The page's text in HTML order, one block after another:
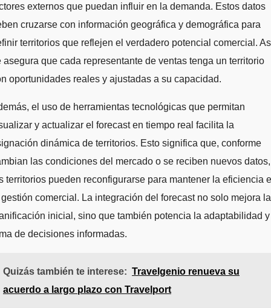
externos que puedan influir en la demanda. Estos datos
cruzarse con información geográfica y demográfica para
territorios que reflejen el verdadero potencial comercial.
asegura que cada representante de ventas tenga un territorio
oportunidades reales y ajustadas a su capacidad.
el uso de herramientas tecnológicas que permitan
y actualizar el forecast en tiempo real facilita la
dinámica de territorios. Esto significa que, conforme
las condiciones del mercado o se reciben nuevos datos,
territorios pueden reconfigurarse para mantener la eficiencia
comercial. La integración del forecast no solo mejora la
inicial, sino que también potencia la adaptabilidad
de decisiones informadas.
Quizás también te interese: Travelgenio renueva su
acuerdo a largo plazo con Travelport